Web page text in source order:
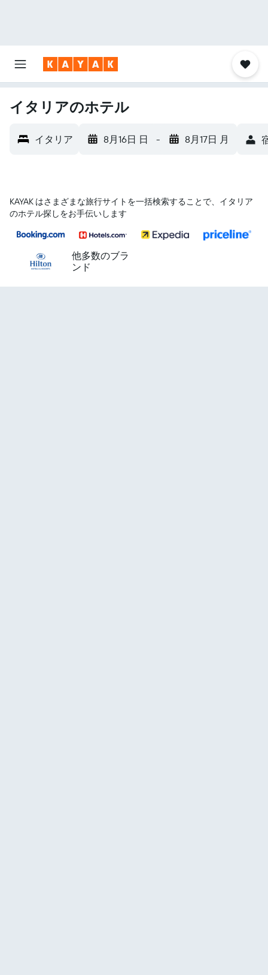
イタリアのホテル
イタリア 8月16日 日 - 8月17日 月
KAYAK はさまざまな旅行サイトを一括検索することで、イタリア
のホテル探しをお手伝いします
他多数のブラ
ンド